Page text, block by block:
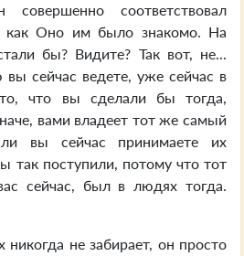
соответствовал
как Оно им было знакомо. На
бы? Видите? Так вот, не...
сейчас ведете, уже сейчас в
что вы сделали бы тогда,
вами владеет тот же самый
вы сейчас принимаете их
так поступили, потому что тот
сейчас, был в людях тогда.
никогда не забирает, он просто